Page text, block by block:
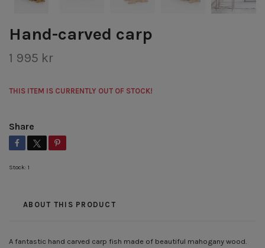
Hand-carved carp
1 995 kr
THIS ITEM IS CURRENTLY OUT OF STOCK!
Share
Stock: 1
ABOUT THIS PRODUCT
A fantastic hand carved carp fish made of beautiful mahogany wood.